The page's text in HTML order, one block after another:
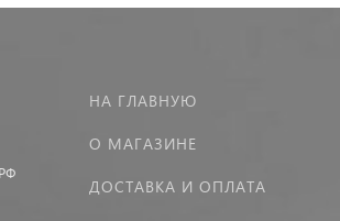
НА ГЛАВНУЮ
О МАГАЗИНЕ
ДОСТАВКА И ОПЛАТА